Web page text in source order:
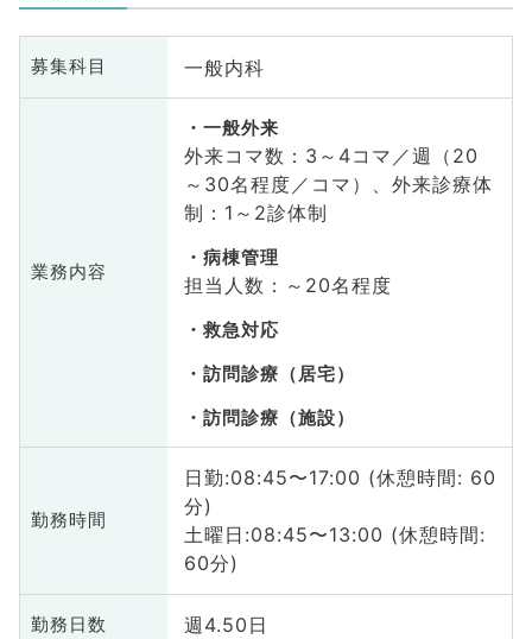
募集科目 一般内科
業務内容
一般外来
外来コマ数：3～4コマ／週（20
～30名程度／コマ）、外来診療体
制：1～2診体制
病棟管理
担当人数：～20名程度
救急対応
訪問診療（居宅）
訪問診療（施設）
勤務時間
日勤:08:45〜17:00 (休憩時間: 60
分)
土曜日:08:45〜13:00 (休憩時間:
60分)
勤務日数 週4.50日